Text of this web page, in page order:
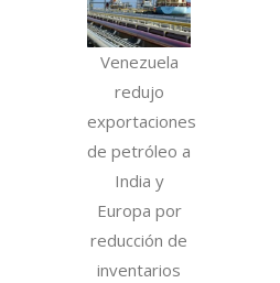
Venezuela
redujo
exportaciones
de petróleo a
India y
Europa por
reducción de
inventarios